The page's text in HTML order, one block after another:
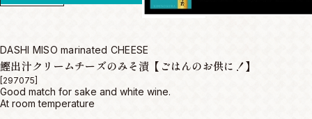
DASHI MISO marinated CHEESE
鰹出汁クリームチーズのみそ漬【ごはんのお供に！】
[297075]
Good match for sake and white wine.
At room temperature